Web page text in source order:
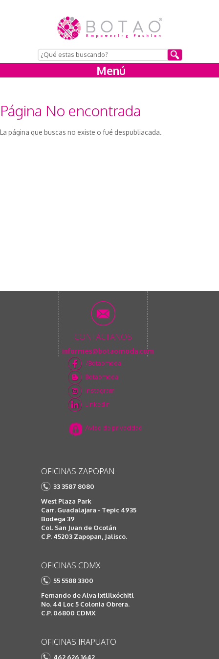
Menú
Página No encontrada
La página que buscas no existe o fué despubliacada.
CONTÁCTANOS
informes@botaomoda.com
/Botaomoda
Botaomoda
Instagram
Linkedin
Aviso de privacidad
OFICINAS ZAPOPAN
33 3587 8080
West Plaza Park
Carr. Guadalajara - Tepic 4935
Bodega 39
Col. San Juan de Ocotán
C.P. 45203 Zapopan, Jalisco.
OFICINAS CDMX
55 5588 3300
Fernando de Alva Ixtlilxóchitl
No. 44 Loc 5 Colonia Obrera.
C.P. 06800 CDMX
OFICINAS IRAPUATO
462 626 1642